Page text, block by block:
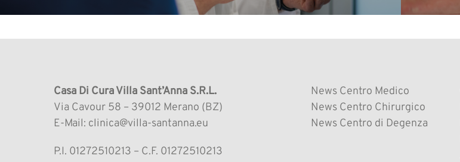
Casa Di Cura Villa Sant’Anna S.R.L.
Via Cavour 58 – 39012 Merano (BZ)
E-Mail: clinica@villa-santanna.eu
P.I. 01272510213 – C.F. 01272510213
News Centro Medico
News Centro Chirurgico
News Centro di Degenza